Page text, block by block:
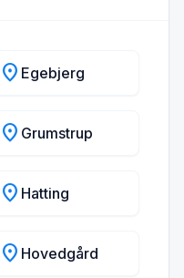
location_on Egebjerg
location_on Grumstrup
location_on Hatting
location_on Hovedgård